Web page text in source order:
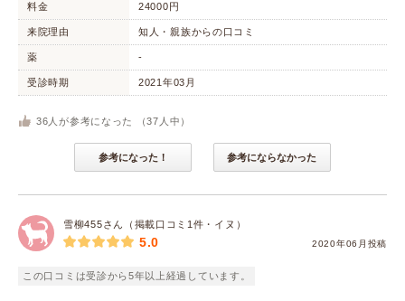
料金 24000円
来院理由 知人・親族からの口コミ
薬 -
受診時期 2021年03月
36 人が参考になった （37 人中）
参考になった！ 参考にならなかった
雪柳455さん（掲載口コミ1件・イヌ）
2020年06月投稿
5.0
この口コミは受診から5年以上経過しています。